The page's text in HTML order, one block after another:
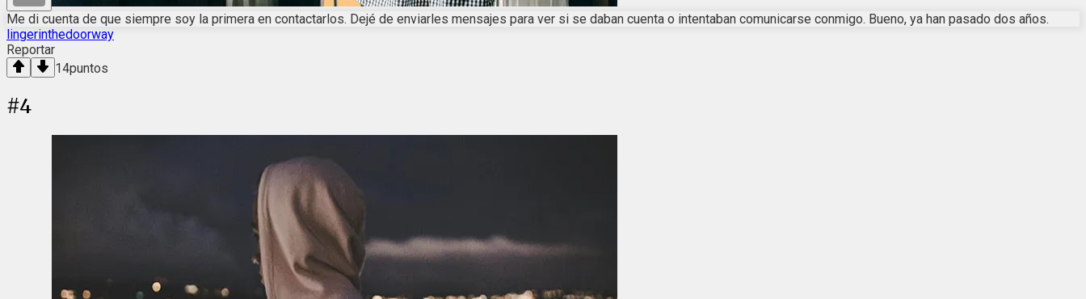
Me di cuenta de que siempre soy la primera en contactarlos. Dejé de enviarles mensajes para ver si se daban cuenta o intentaban comunicarse conmigo. Bueno, ya han pasado dos años.
lingerinthedoorway
Reportar
14puntos
#4